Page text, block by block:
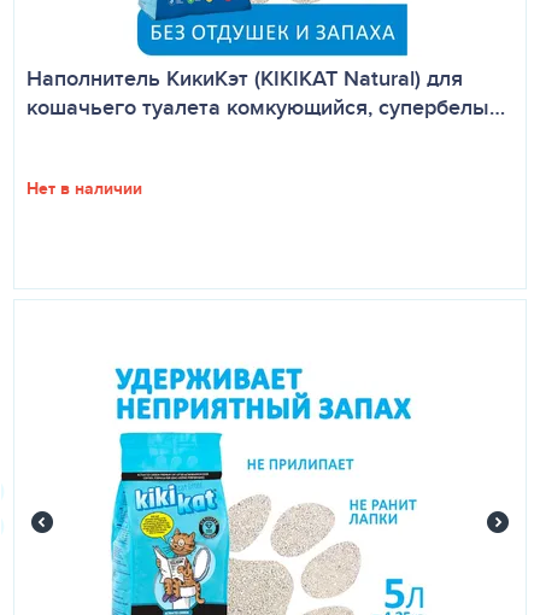
Наполнитель КикиКэт (KIKIKAT Natural) для
кошачьего туалета комкующийся, супербелы…
Нет в наличии